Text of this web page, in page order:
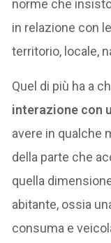
norme che
in relazione con
territorio, locale,
Quel di più ha a
interazione con
avere in qualche
della parte che
quella
abitante, ossia
consuma e